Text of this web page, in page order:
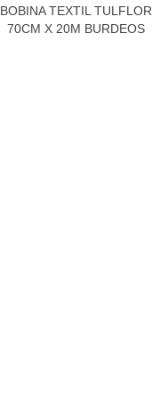
BOBINA TEXTIL TULFLOR
70CM X 20M BURDEOS